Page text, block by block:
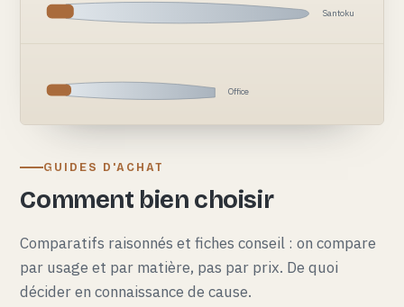
Santoku
Office
GUIDES D'ACHAT
Comment bien choisir
Comparatifs raisonnés et fiches conseil : on compare
par usage et par matière, pas par prix. De quoi
décider en connaissance de cause.